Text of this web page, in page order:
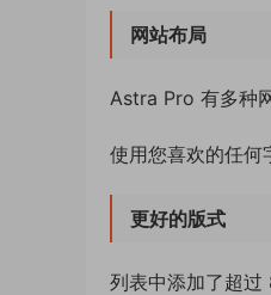
网站布局
Astra Pro 有多种
使用您喜欢的任何
更好的版式
列表中添加了超过